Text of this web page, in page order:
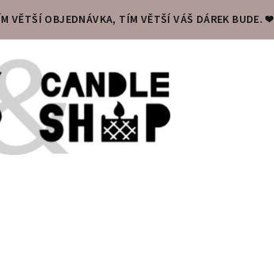
VĚTŠÍ OBJEDNÁVKA, TÍM VĚTŠÍ VÁŠ DÁREK BUDE. ❤️